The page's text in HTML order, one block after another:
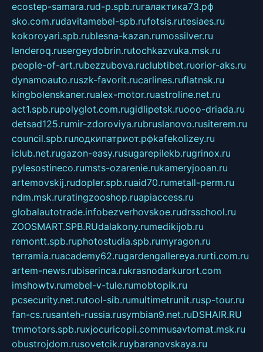
ecostep-samara.rud-p.spb.ruгалактика73.рф
sko.com.rudavitamebel-spb.rufotsis.rutesiaes.ru
kokoroyari.spb.rublesna-kazan.rumossilver.ru
lenderoq.rusergeydobrin.rutochkazvuka.msk.ru
people-of-art.rubezzubova.ruclubtibet.ruorior-aks.ru
dynamoauto.ruszk-favorit.rucarlines.ruflatnsk.ru
kingbolenskaner.rualex-motor.ruastroline.net.ru
act1.spb.rupolyglot.com.rugidlipetsk.ruooo-driada.ru
detsad125.rumir-zdoroviya.rubruslanovo.rusiterem.ru
council.spb.ruлодкипатриот.рфkafekolizey.ru
iclub.net.rugazon-easy.rusugarepilekb.rugrinox.ru
pylesostineco.rumsts-ozarenie.rukameryjooan.ru
artemovskij.rudopler.spb.ruaid70.rumetall-perm.ru
ndm.msk.ruratingzooshop.ruapiaccess.ru
globalautotrade.infobezverhovskoe.rudrsschool.ru
ZOOSMART.SPB.RUdalakony.rumedikijob.ru
remontt.spb.ruphotostudia.spb.rumyragon.ru
terramia.ruacademy62.rugardengallereya.rurti.com.ru
artem-news.rubiserinca.rukrasnodarkurort.com
imshowtv.rumebel-v-tule.rumobtopik.ru
pcsecurity.net.rutool-sib.rumultimetrunit.rusp-tour.ru
fan-cs.rusanteh-russia.rusymbian9.net.ruDSHAIR.RU
tmmotors.spb.ruxjocuricopii.commusavtomat.msk.ru
obustrojdom.rusovetcik.ruybaranovskaya.ru